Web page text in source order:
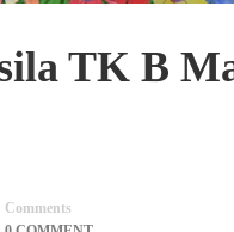
TK B
Comments